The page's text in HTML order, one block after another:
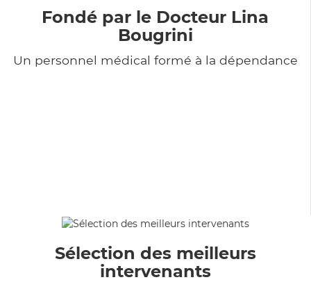
Fondé par le Docteur Lina
Bougrini
Un personnel médical formé à la dépendance
Sélection des meilleurs
intervenants